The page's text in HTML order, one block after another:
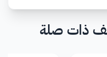
ذات صلة